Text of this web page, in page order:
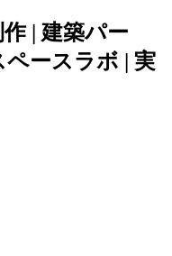
| 建築パー
ースラボ | 実